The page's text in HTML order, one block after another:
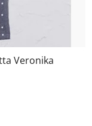
Veronika